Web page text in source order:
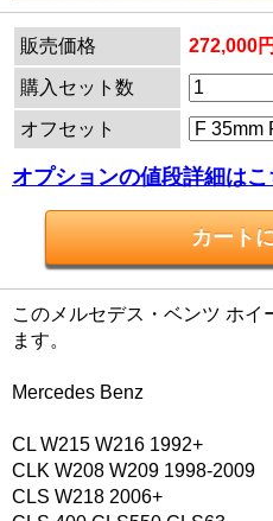
販売価格 272,000
購入セット数
オフセット
オプションの値段詳細はこ
このメルセデス・ベンツ ホイ
ます。
Mercedes Benz
CL W215 W216 1992+
CLK W208 W209 1998-2009
CLS W218 2006+